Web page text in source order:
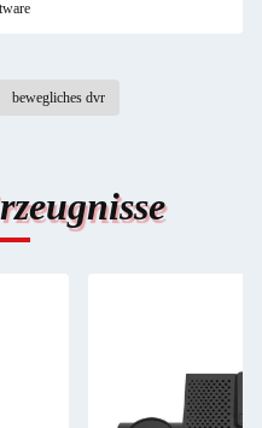
bewegliches dvr